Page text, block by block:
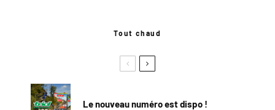
Tout chaud
Le nouveau numéro est dispo !